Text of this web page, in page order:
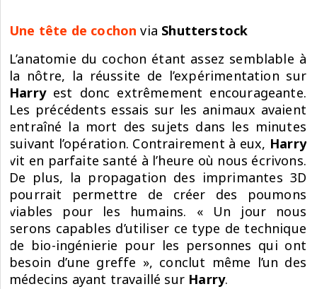
Une tête de cochon via Shutterstock
L’anatomie du cochon étant assez semblable à
la nôtre, la réussite de l’expérimentation sur
Harryest donc extrêmement encourageante.
Les précédents essais sur les animaux avaient
entraîné la mort des sujets dans les minutes
suivant l’opération. Contrairement à eux, Harry
vit en parfaite santé à l’heure où nous écrivons.
De plus, la propagation des imprimantes 3D
pourrait permettre de créer des poumons
viables pour les humains. « Un jour nous
serons capables d’utiliser ce type de technique
de bio-ingénierie pour les personnes qui ont
besoin d’une greffe », conclut même l’un des
médecins ayant travaillé sur Harry.